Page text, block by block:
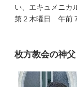
い、エキュメニカ
第２木曜日 午前
枚方教会の神父